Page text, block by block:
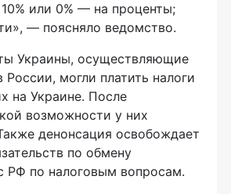
или 0% — на проценты;
— поясняло ведомство.
Украины, осуществляющие
России, могли платить налоги
на Украине. После
возможности у них
денонсация освобождает
по обмену
РФ по налоговым вопросам.